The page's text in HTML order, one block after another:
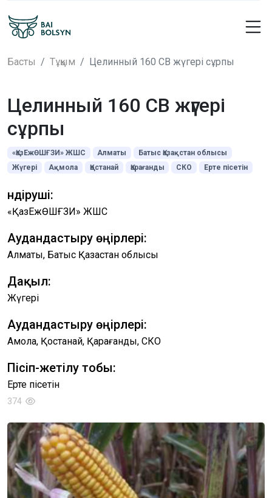
Басты Тұқым Целинный 160 СВ жүгері сұрпы
Целинный 160 СВ жүгері
сұрпы
«ҚазЕжӨШҒЗИ» ЖШС Алматы
Батыс Қазақстан облысы
Жүгері
Ақмола Қостанай Қарағанды СКО Ерте пісетін
Өндіруші:
«ҚазЕжӨШҒЗИ» ЖШС
Аудандастыру өңірлері:
Алматы, Батыс Қазақстан облысы
Дақыл:
Жүгері
Аудандастыру өңірлері:
Ақмола, Қостанай, Қарағанды, СКО
Пісіп-жетілу тобы:
Ерте пісетін
374